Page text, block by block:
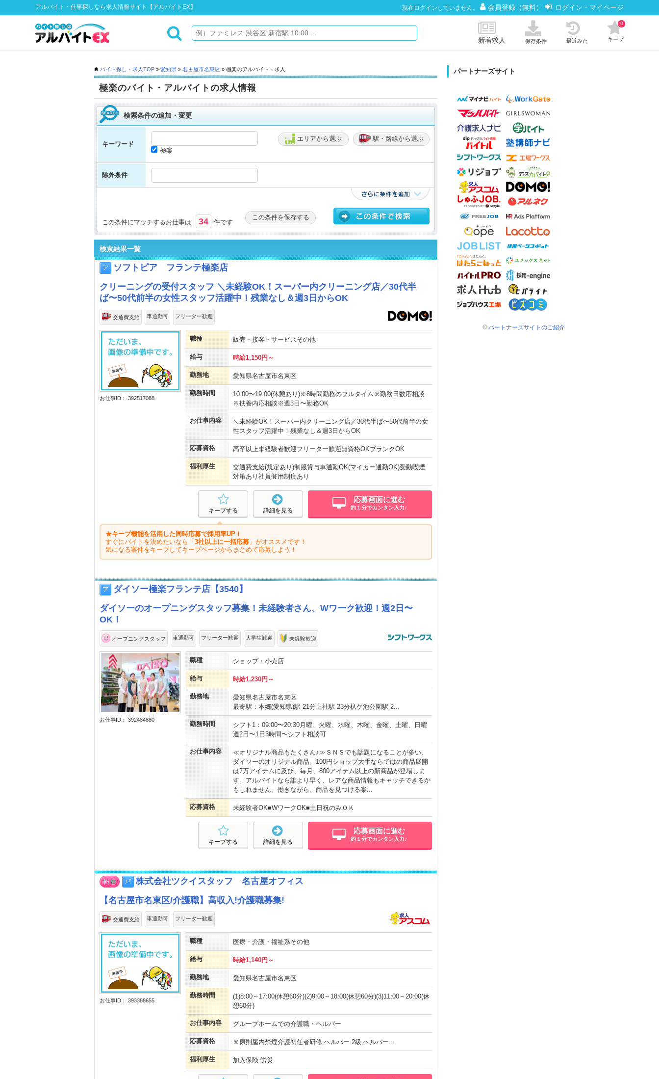
アルバイト・仕事探しなら求人情報サイト【アルバイトEX】 現在ログインしていません。 会員登録（無料） ログイン・マイページ
新着求人 保存条件 最近みた キープ
0
バイト探し・求人TOP » 愛知県 » 名古屋市名東区 » 極楽のアルバイト・求人
極楽のバイト・アルバイトの求人情報
検索条件の追加・変更
キーワード
エリアから選ぶ
駅・路線から選ぶ
極楽
除外条件
この条件にマッチするお仕事は 34 件です
この条件を保存する
検索結果一覧
ソフトピア フランテ極楽店
クリーニングの受付スタッフ ＼未経験OK！スーパー内クリーニング店／30代半
ば〜50代前半の女性スタッフ活躍中！残業なし＆週3日からOK
交通費支給 車通勤可 フリーター歓迎
お仕事ID： 392517088
職種 販売・接客・サービスその他
給与 時給1,150円～
勤務地 愛知県名古屋市名東区
勤務時間
10:00〜19:00(休憩あり)※8時間勤務のフルタイム※勤務日数応相談
※扶養内応相談※週3日〜勤務OK
お仕事内容
＼未経験OK！スーパー内クリーニング店／30代半ば〜50代前半の女
性スタッフ活躍中！残業なし＆週3日からOK
応募資格 高卒以上未経験者歓迎フリーター歓迎無資格OKブランクOK
福利厚生
交通費支給(規定あり)制服貸与車通勤OK(マイカー通勤OK)受動喫煙
対策あり社員登用制度あり
応募画面に進む
約１分でカンタン入力♪
詳細を見る
キープする
★キープ機能を活用した同時応募で採用率UP！
すぐにバイトを決めたいなら「 3社以上に一括応募 」がオススメです！
気になる案件をキープしてキープページからまとめて応募しよう！
ダイソー極楽フランテ店【3540】
ダイソーのオープニングスタッフ募集！未経験者さん、Wワーク歓迎！週2日〜
OK！
オープニングスタッフ 車通勤可 フリーター歓迎 大学生歓迎 未経験歓迎
お仕事ID： 392484880
職種 ショップ・小売店
給与 時給1,230円～
勤務地
愛知県名古屋市名東区
最寄駅：本郷(愛知県)駅 21分上社駅 23分杁ケ池公園駅 2...
勤務時間
シフト1：09:00〜20:30月曜、火曜、水曜、木曜、金曜、土曜、日曜
週2日〜1日3時間〜シフト相談可
お仕事内容
≪オリジナル商品もたくさん♪≫ＳＮＳでも話題になることが多い、
ダイソーのオリジナル商品。100円ショップ大手ならではの商品展開
は7万アイテムに及び、毎月、800アイテム以上の新商品が登場しま
す。アルバイトなら誰より早く、レアな商品情報もキャッチできるか
もしれません。働きながら、商品を見つける楽...
応募資格 未経験者OK■WワークOK■土日祝のみＯＫ
応募画面に進む
約１分でカンタン入力♪
詳細を見る
キープする
株式会社ツクイスタッフ 名古屋オフィス
【名古屋市名東区/介護職】高収入!介護職募集!
交通費支給 車通勤可 フリーター歓迎
お仕事ID： 393388655
職種 医療・介護・福祉系その他
給与 時給1,140円～
勤務地 愛知県名古屋市名東区
勤務時間
(1)8:00～17:00(休憩60分)(2)9:00～18:00(休憩60分)(3)11:00～20:00(休
憩60分)
お仕事内容 グループホームでの介護職・ヘルパー
応募資格 ※原則屋内禁煙介護初任者研修,ヘルパー 2級,ヘルパー...
福利厚生 加入保険:労災
パートナーズサイト
パートナーズサイトのご紹介